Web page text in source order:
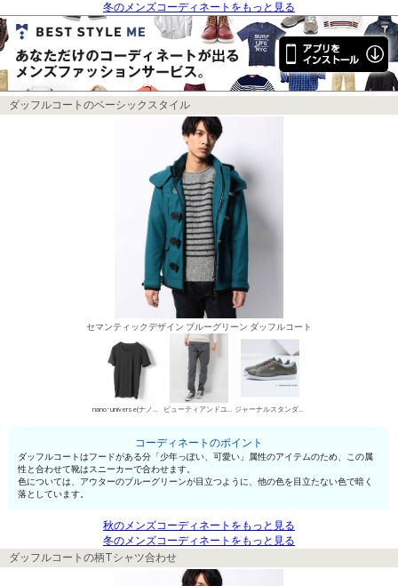
冬のメンズコーディネートをもっと見る
ダッフルコートのベーシックスタイル
セマンティックデザイン ブルーグリーン ダッフルコート
nano･universe(ナノ・ユニバース) UネックTシャツ ビューティアンドユース ユナイテッドアローズ デニムパンツ・ジーンズ ジャーナルスタンダード ローカットスニーカー
コーディネートのポイント
ダッフルコートはフードがある分「少年っぽい、可愛い」属性のアイテムのため、この属
性と合わせて靴はスニーカーで合わせます。
色については、アウターのブルーグリーンが目立つように、他の色を目立たない色で暗く
落としています。
秋のメンズコーディネートをもっと見る
冬のメンズコーディネートをもっと見る
ダッフルコートの柄Tシャツ合わせ